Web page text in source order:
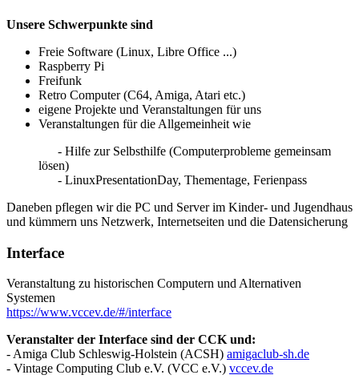
Unsere Schwerpunkte sind
Freie Software (Linux, Libre Office ...)
Raspberry Pi
Freifunk
Retro Computer (C64, Amiga, Atari etc.)
eigene Projekte und Veranstaltungen für uns
Veranstaltungen für die Allgemeinheit wie
- Hilfe zur Selbsthilfe (Computerprobleme gemeinsam
lösen)
- LinuxPresentationDay, Thementage, Ferienpass
Daneben pflegen wir die PC und Server im Kinder- und Jugendhaus
und kümmern uns Netzwerk, Internetseiten und die Datensicherung
Interface
Veranstaltung zu historischen Computern und Alternativen
Systemen
https://www.vccev.de/#/interface
Veranstalter der Interface sind der CCK und:
- Amiga Club Schleswig-Holstein (ACSH) amigaclub-sh.de
- Vintage Computing Club e.V. (VCC e.V.) vccev.de